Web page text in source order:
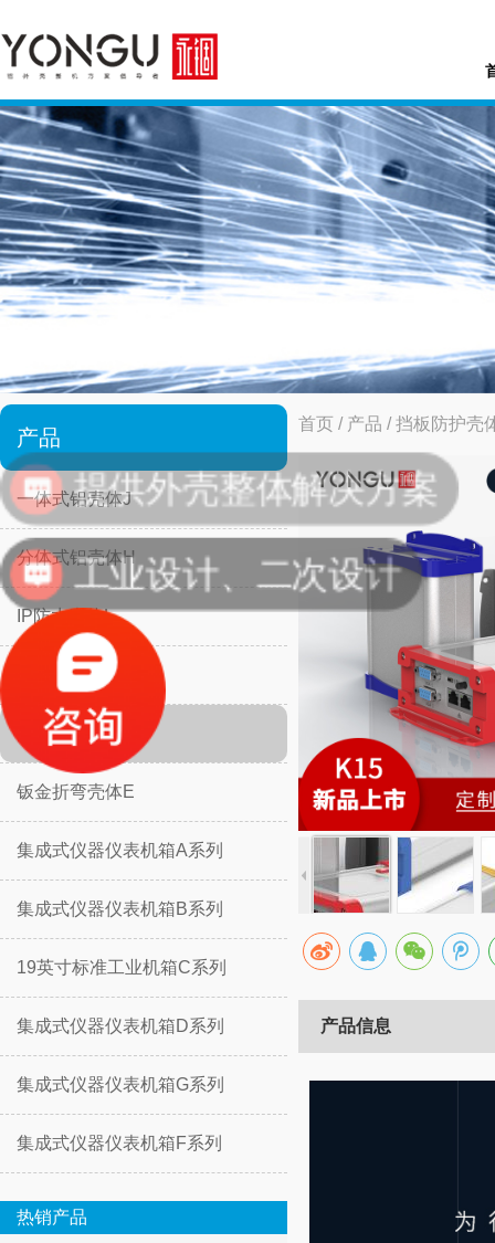
产品
一体式铝壳体J
分体式铝壳体H
IP防水壳体L
IP防水壳体M
挡板防护壳体K
钣金折弯壳体E
集成式仪器仪表机箱A系列
集成式仪器仪表机箱B系列
19英寸标准工业机箱C系列
集成式仪器仪表机箱D系列
集成式仪器仪表机箱G系列
集成式仪器仪表机箱F系列
热销产品
首页 / 产品 /挡板防护壳
产品信息
工业设计、二次设计